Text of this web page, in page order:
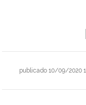
publicado10/09/2020